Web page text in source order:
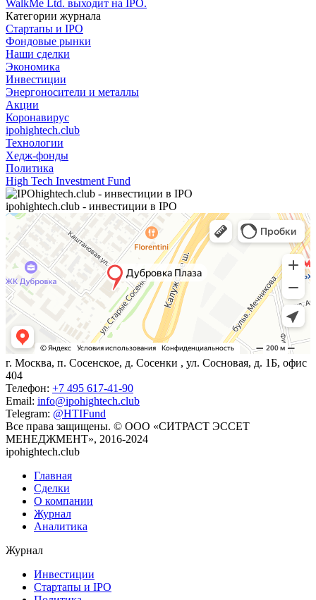
WalkMe Ltd. выходит на IPO.
Категории журнала
Стартапы и IPO
Фондовые рынки
Наши сделки
Экономика
Инвестиции
Энергоносители и металлы
Акции
Коронавирус
ipohightech.club
Технологии
Хедж-фонды
Политика
High Tech Investment Fund
ipohightech.club - инвестиции в IPO
г. Москва, п. Сосенское, д. Сосенки , ул. Сосновая, д. 1Б, офис
404
Телефон: +7 495 617-41-90
Email: info@ipohightech.club
Telegram: @HTIFund
Все права защищены. © ООО «СИТРАСТ ЭССЕТ
МЕНЕДЖМЕНТ», 2016-2024
ipohightech.club
Главная
Сделки
О компании
Журнал
Аналитика
Журнал
Инвестиции
Стартапы и IPO